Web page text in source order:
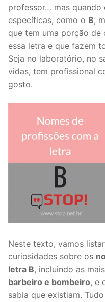
professor… mas quando
específicas, como o B,
que tem uma porção de
essa letra e que fazem
Seja no laboratório, no
vidas, tem profissional
gosto.
Neste texto, vamos
curiosidades sobre os
letra B, incluindo as
barbeiro e bombeiro, e
sabia que existiam.